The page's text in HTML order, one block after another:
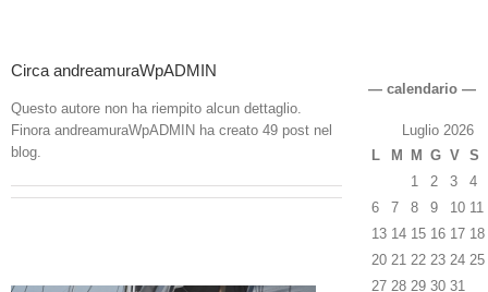
Circa andreamuraWpADMIN
Questo autore non ha riempito alcun dettaglio.
Finora andreamuraWpADMIN ha creato 49 post nel
blog.
— calendario —
Luglio 2026
L
M M G V S
1 2 3
4
6
7 8 9 10 11
13 14 15 16 17 18
20 21 22 23 24 25
27 28 29 30 31